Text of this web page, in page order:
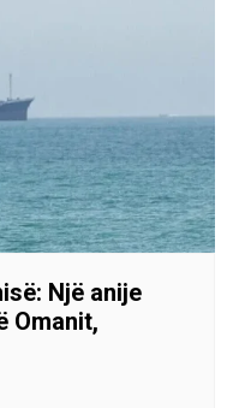
Një anije
Omanit,